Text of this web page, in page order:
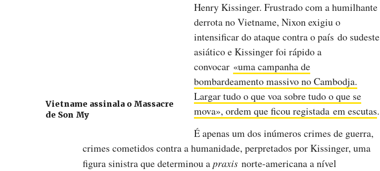
Vietname assinala o Massacre
de Son My
Henry Kissinger. Frustrado com a humilhante
derrota no Vietname, Nixon exigiu o
intensificar do ataque contra o país do sudeste
asiático e Kissinger foi rápido a
convocar «uma campanha de
bombardeamento massivo no Cambodja.
Largar tudo o que voa sobre tudo o que se
mova», ordem que ficou registada em escutas.
É apenas um dos inúmeros crimes de guerra,
crimes cometidos contra a humanidade, perpretados por Kissinger, uma
figura sinistra que determinou apraxis norte-americana a nível